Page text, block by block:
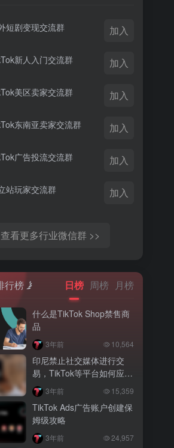
短剧变现交流群 加入
新人入门交流群 加入
美区卖家交流群 加入
东南亚卖家交流群 加入
广告投流交流群 加入
站玩家交流群 加入
查看更多行业微信群 >>
行榜 日榜 周榜 月榜
什么是TikTok Shop禁售商
品
3年前 10,564
印尼禁止社交媒体进行交
易，TikTok等平台如何应
对？ 3年前 15,359
TikTok Ads广告账户创建保
姆级攻略
3年前 24,957